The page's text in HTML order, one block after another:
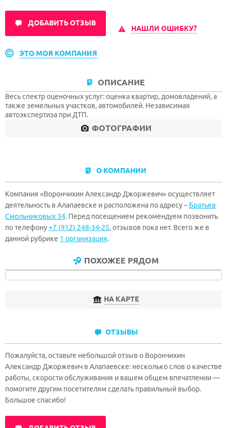
ДОБАВИТЬ ОТЗЫВ
НАШЛИ ОШИБКУ?
ЭТО МОЯ КОМПАНИЯ
ОПИСАНИЕ
Весь спектр оценочных услуг: оценка квартир, домовладений, а
также земельных участков, автомобилей. Независимая
автоэкспертиза при ДТП.
ФОТОГРАФИИ
О КОМПАНИИ
Компания «Ворончихин Александр Джоржевич» осуществляет
деятельность в Алапаевске и расположена по адресу – Братьев
Смольниковых 34. Перед посещением рекомендуем позвонить
по телефону+7 (912) 248-34-25, отзывов пока нет. Всего же в
данной рубрике 1 организация.
ПОХОЖЕЕ РЯДОМ
НА КАРТЕ
ОТЗЫВЫ
Пожалуйста, оставьте небольшой отзыв о Ворончихин
Александр Джоржевич в Алапаевске: несколько слов о качестве
работы, скорости обслуживания и вашем общем впечатлении —
помогите другим посетителям сделать правильный выбор.
Большое спасибо!